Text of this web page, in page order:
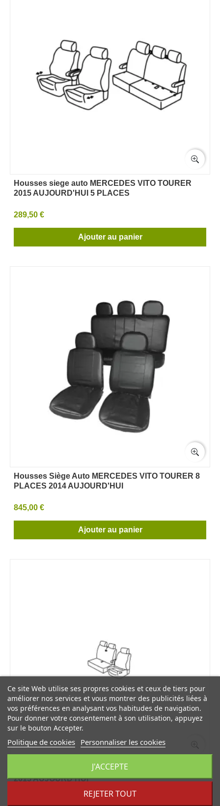
Housses siege auto MERCEDES VITO TOURER
2015 AUJOURD'HUI 5 PLACES
289,50 €
Ajouter au panier
Housses Siège Auto MERCEDES VITO TOURER 8
PLACES 2014 AUJOURD'HUI
845,00 €
Ajouter au panier
Housses siege auto MERCEDES VITO 3 places
2015 AUJOURD'HUI
Ce site Web utilise ses propres cookies et ceux de tiers pour
améliorer nos services et vous montrer des publicités liées à
vos préférences en analysant vos habitudes de navigation.
Pour donner votre consentement à son utilisation, appuyez
sur le bouton Accepter.
Politique de cookies Personnaliser les cookies
REJETER TOUT
J'ACCEPTE